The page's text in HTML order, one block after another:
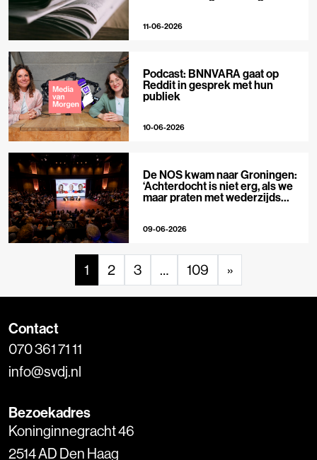
11-06-2026
Podcast: BNNVARA gaat op
Reddit in gesprek met hun
publiek
10-06-2026
De NOS kwam naar Groningen:
‘Achterdocht is niet erg, als we
maar praten met wederzijds
09-06-2026
1 2 3 … 109 »
Contact
070 361 71 11
info@svdj.nl
Bezoekadres
Koninginnegracht 46
2514 AD Den Haag